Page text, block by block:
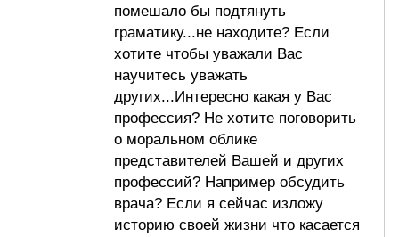
помешало бы подтянуть
граматику...не находите? Если
хотите чтобы уважали Вас
научитесь уважать
других...Интересно какая у Вас
профессия? Не хотите поговорить
о моральном облике
представителей Вашей и других
профессий? Например обсудить
врача? Если я сейчас изложу
историю своей жизни что касается